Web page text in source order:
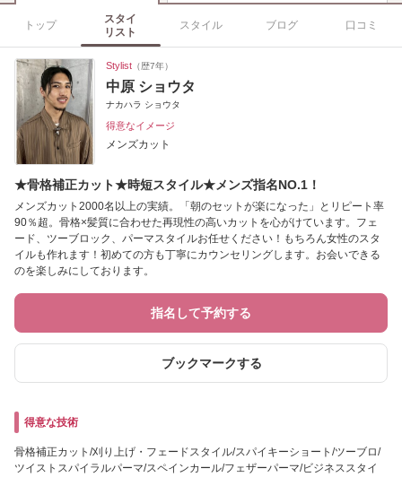
トップ
スタイ
リスト
スタイル ブログ 口コミ
Stylist （歴7年）
中原 ショウタ
ナカハラ ショウタ
得意なイメージ
メンズカット
★骨格補正カット★時短スタイル★メンズ指名NO.1！
メンズカット2000名以上の実績。「朝のセットが楽になった」とリピート率
90％超。骨格×髪質に合わせた再現性の高いカットを心がけています。フェ
ード、ツーブロック、パーマスタイルお任せください！もちろん女性のスタ
イルも作れます！初めての方も丁寧にカウンセリングします。お会いできる
のを楽しみにしております。
指名して予約する
ブックマークする
得意な技術
骨格補正カット/刈り上げ・フェードスタイル/スパイキーショート/ツーブロ/
ツイストスパイラルパーマ/スペインカール/フェザーパーマ/ビジネススタイ